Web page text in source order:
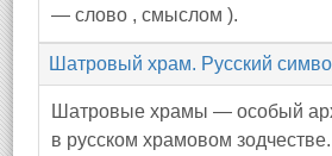
— слово , смыслом ).
Шатровый храм. Русский
Шатровые храмы — особый
в русском храмовом